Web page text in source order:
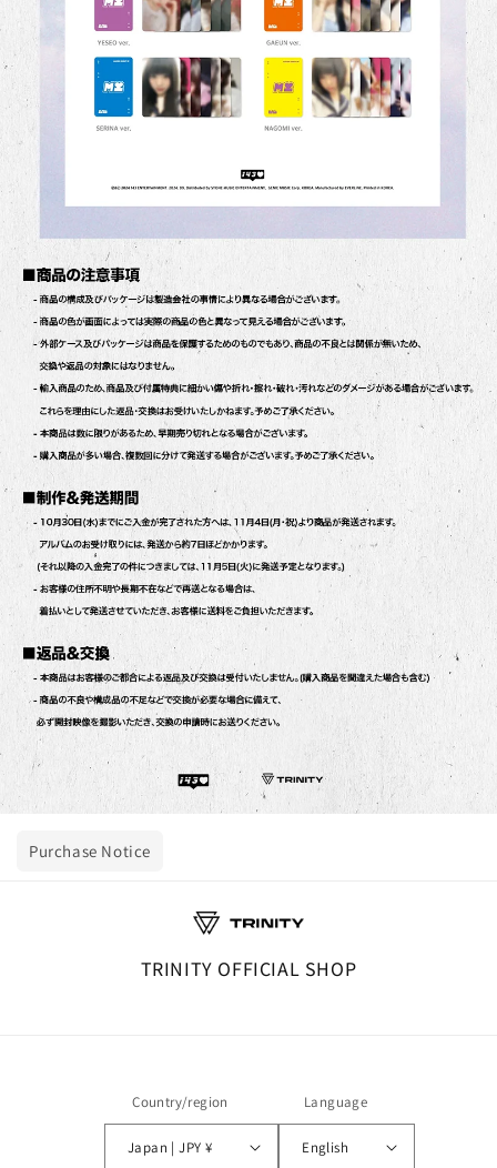
Purchase Notice
TRINITY OFFICIAL SHOP
Country/region
Japan | JPY ¥
Language
English